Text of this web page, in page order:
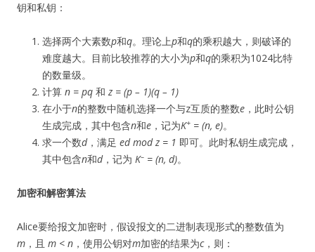
钥和私钥：
选择两个大素数p和q。理论上p和q的乘积越大，则破译的
难度越大。目前比较推荐的大小为p和q的乘积为1024比特
的数量级。
计算 n = pq 和 z = (p – 1)(q – 1)
在小于n的整数中随机选择一个与z互质的整数e ，此时公钥
生成完成，其中包含n和e ，记为K+ = (n, e)。
求一个数d，满足 ed mod z = 1 即可。此时私钥生成完成，
其中包含n和d，记为 K– = (n, d)。
加密和解密算法
Alice要给报文加密时，假设报文的二进制表现形式的整数值为
m ，且 m < n ，使用公钥对m加密的结果为c，则：